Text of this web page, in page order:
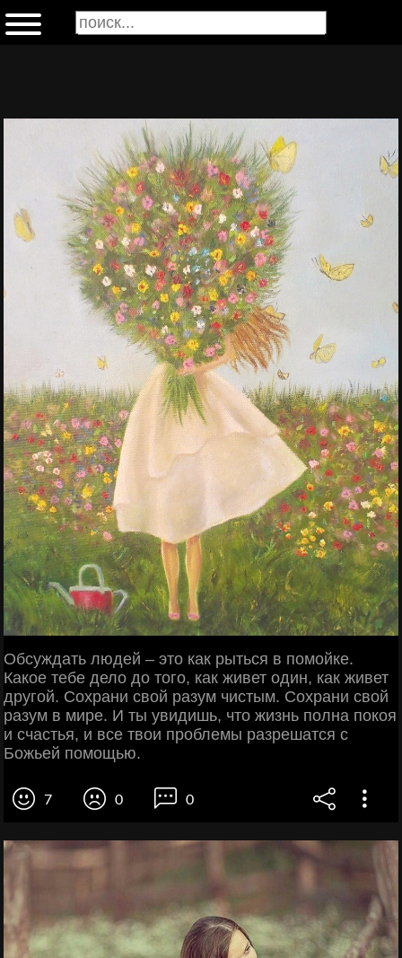
Обсуждать людей – это как рыться в помойке.
Какое тебе дело до того, как живет один, как живет
другой. Сохрани свой разум чистым. Сохрани свой
разум в мире. И ты увидишь, что жизнь полна покоя
и счастья, и все твои проблемы разрешатся с
Божьей помощью.
7 0 0